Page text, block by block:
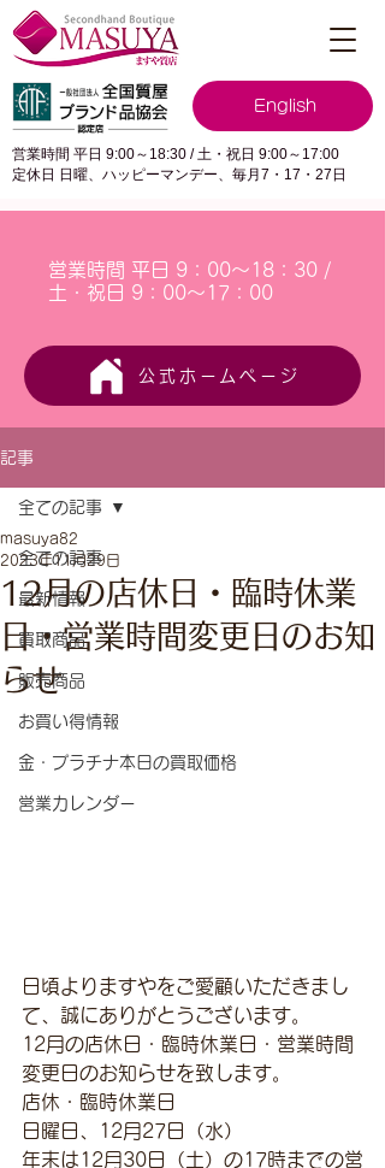
English
営業時間 平日 9:00～18:30 / 土・祝日 9:00～17:00
定休日 日曜、ハッピーマンデー、毎月7・17・27日
営業時間 平日 9：00～18：30 /
土・祝日 9：00～17：00
公式ホームページ
記事
全ての記事
最新情報
買取商品
販売商品
お買い得情報
金・プラチナ本日の買取価格
営業カレンダー
全ての記事
12月の店休日・臨時休業
日・営業時間変更日のお知
らせ
masuya82
2023年11月29日
日頃よりますやをご愛顧いただきまし
て、誠にありがとうございます。
12月の店休日・臨時休業日・営業時間
変更日のお知らせを致します。
店休・臨時休業日
日曜日、12月27日（水）
年末は12月30日（土）の17時までの営